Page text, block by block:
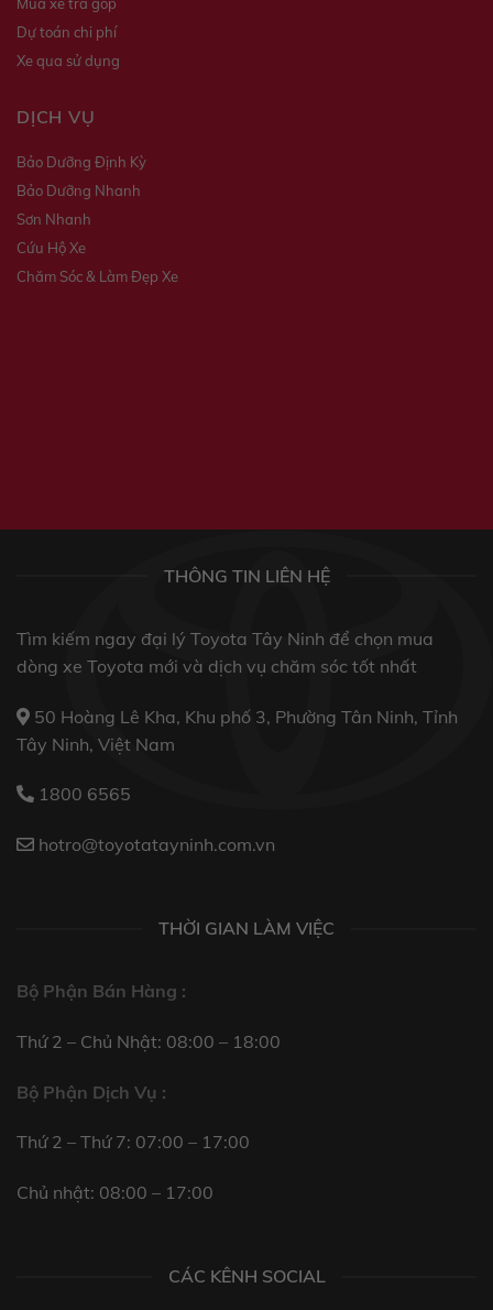
Dự toán chi phí
Xe qua sử dụng
DỊCH VỤ
Bảo Dưỡng Định Kỳ
Bảo Dưỡng Nhanh
Sơn Nhanh
Cứu Hộ Xe
Chăm Sóc & Làm Đẹp Xe
THÔNG TIN LIÊN HỆ
Tìm kiếm ngay đại lý Toyota Tây Ninh để chọn mua
dòng xe Toyota mới và dịch vụ chăm sóc tốt nhất
50 Hoàng Lê Kha, Khu phố 3, Phường Tân Ninh, Tỉnh
Tây Ninh, Việt Nam
1800 6565
hotro@toyotatayninh.com.vn
THỜI GIAN LÀM VIỆC
Bộ Phận Bán Hàng :
Thứ 2 – Chủ Nhật: 08:00 – 18:00
Bộ Phận Dịch Vụ :
Thứ 2 – Thứ 7: 07:00 – 17:00
Chủ nhật: 08:00 – 17:00
CÁC KÊNH SOCIAL